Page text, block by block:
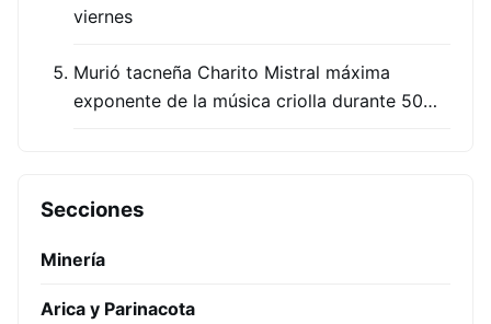
viernes
Murió tacneña Charito Mistral máxima
exponente de la música criolla durante 50…
Secciones
Minería
Arica y Parinacota